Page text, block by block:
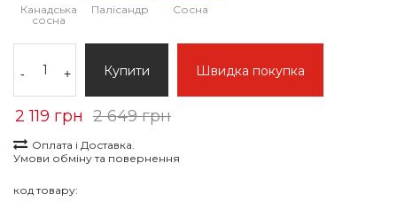
Канадська
сосна
Палісандр Сосна
- + Купити Швидка покупка
2 119 грн 2 649 грн
Оплата і Доставка.
Умови обміну та повернення
код товару: